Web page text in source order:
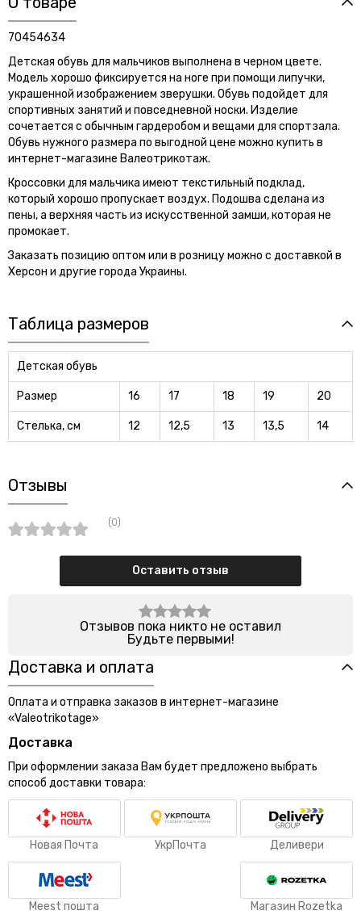
70454634
Детская обувь для мальчиков выполнена в черном цвете.
Модель хорошо фиксируется на ноге при помощи липучки,
украшенной изображением зверушки. Обувь подойдет для
спортивных занятий и повседневной носки. Изделие
сочетается с обычным гардеробом и вещами для спортзала.
Обувь нужного размера по выгодной цене можно купить в
интернет-магазине Валеотрикотаж.
Кроссовки для мальчика имеют текстильный подклад,
который хорошо пропускает воздух. Подошва сделана из
пены, а верхняя часть из искусственной замши, которая не
промокает.
Заказать позицию оптом или в розницу можно с доставкой в
Херсон и другие города Украины.
Таблица размеров
Детская обувь
Размер 16 17 18 19 20
Стелька, см 12 12,5 13 13,5 14
Отзывы
(0)
Оставить отзыв
Отзывов пока никто не оставил
Будьте первыми!
Доставка и оплата
Оплата и отправка заказов в интернет-магазине
«Valeotrikotage»
Доставка
При оформлении заказа Вам будет предложено выбрать
способ доставки товара:
Новая Почта УкрПочта Деливери
Meest пошта Магазин Rozetka